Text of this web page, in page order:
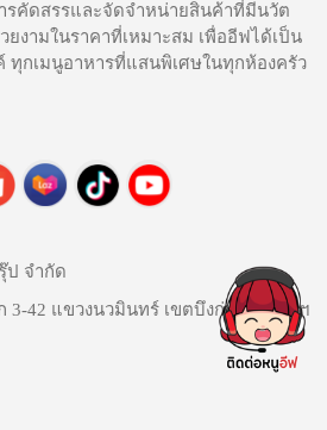
รคัดสรรและจัดจำหน่ายสินค้าที่มีนวัต
งามในราคาที่เหมาะสม เพื่ออีฟได้เป็น
ทุกเมนูอาหารที่แสนพิเศษในทุกห้องครัว
ป จำกัด
3-42 แขวงนวมินทร์ เขตบึงกุ่ม กรุงเทพฯ